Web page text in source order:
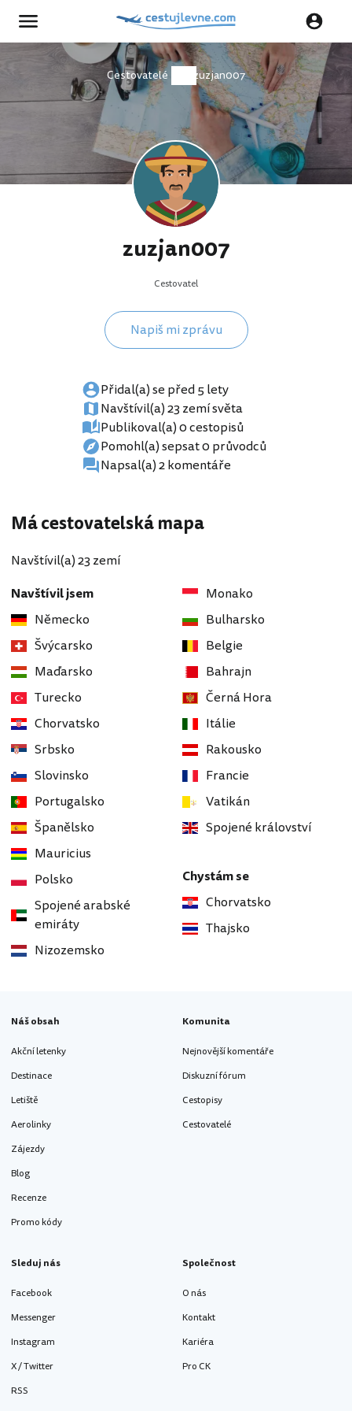
Cestovatelé zuzjan007
zuzjan007
Cestovatel
Napiš mi zprávu
Přidal(a) se před 5 lety
Navštívil(a) 23 zemí světa
Publikoval(a) 0 cestopisů
Pomohl(a) sepsat 0 průvodců
Napsal(a) 2 komentáře
Má cestovatelská mapa
Navštívil(a) 23 zemí
Navštívil jsem
Německo
Švýcarsko
Maďarsko
Turecko
Chorvatsko
Srbsko
Slovinsko
Portugalsko
Španělsko
Mauricius
Polsko
Spojené arabské
emiráty
Nizozemsko
Monako
Bulharsko
Belgie
Bahrajn
Černá Hora
Itálie
Rakousko
Francie
Vatikán
Spojené království
Chystám se
Chorvatsko
Thajsko
Náš obsah
Akční letenky
Destinace
Letiště
Aerolinky
Zájezdy
Blog
Recenze
Promo kódy
Komunita
Nejnovější komentáře
Diskuzní fórum
Cestopisy
Cestovatelé
Sleduj nás
Facebook
Messenger
Instagram
X / Twitter
RSS
Společnost
O nás
Kontakt
Kariéra
Pro CK